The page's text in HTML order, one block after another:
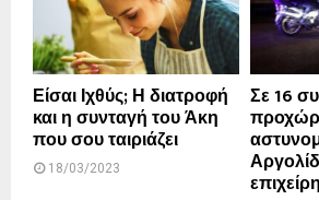
Είσαι Ιχθύς; Η διατροφή
και η συνταγή του Άκη
που σου ταιριάζει
18/03/2023
Σε 16